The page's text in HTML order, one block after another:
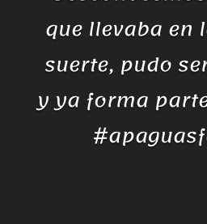
que llevaba en
suerte, pudo
y ya forma